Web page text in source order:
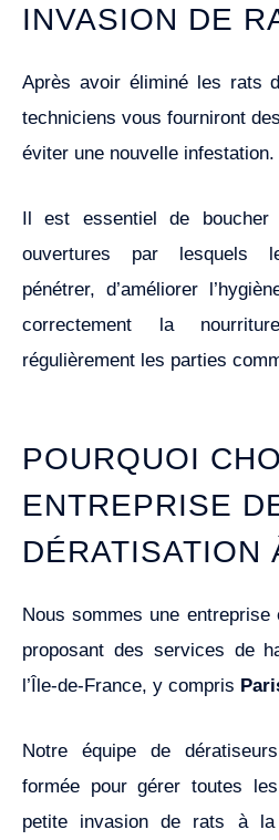
INVASION DE
Après avoir éliminé les rats
techniciens vous fourniront
éviter une nouvelle infestation.
Il est essentiel de
ouvertures par lesquels
pénétrer, d’améliorer
correctement la
régulièrement les parties
POURQUOI
ENTREPRISE
DÉRATISATION
Nous sommes une entreprise
proposant des services de
l’Île-de-France, y compris
Notre équipe de
formée pour gérer toutes
petite invasion de rats à la